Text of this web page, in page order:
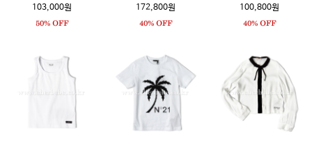
103,000원
172,800원
100,800원